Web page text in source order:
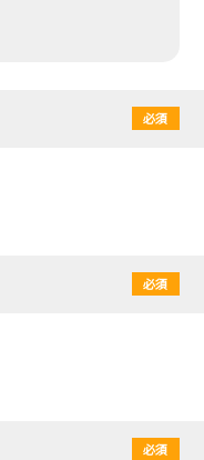
必須
必須
必須